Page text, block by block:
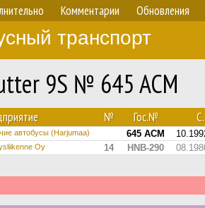
Комментарии Обновления
транспорт
9S № 645 ACM
№ Гос.№
автобусы (Harjumaa) 645 ACM
Oy 14 HNB-290